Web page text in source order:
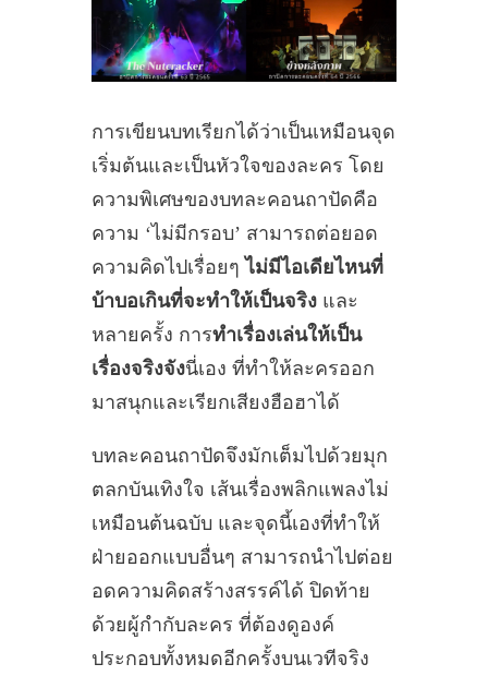
การเขียนบทเรียกได้ว่าเป็นเหมือนจุด
เริ่มต้นและเป็นหัวใจของละคร โดย
ความพิเศษของบทละคอนถาปัดคือ
ความ ‘ไม่มีกรอบ’ สามารถต่อยอด
ความคิดไปเรื่อยๆไม่มีไอเดียไหนที่
บ้าบอเกินที่จะทำให้เป็นจริง และ
หลายครั้ง การทำเรื่องเล่นให้เป็น
เรื่องจริงจังนี่เอง ที่ทำให้ละครออก
มาสนุกและเรียกเสียงฮือฮาได้
บทละคอนถาปัดจึงมักเต็มไปด้วยมุก
ตลกบันเทิงใจ เส้นเรื่องพลิกแพลงไม่
เหมือนต้นฉบับ และจุดนี้เองที่ทำให้
ฝ่ายออกแบบอื่นๆ สามารถนำไปต่อย
อดความคิดสร้างสรรค์ได้ ปิดท้าย
ด้วยผู้กำกับละคร ที่ต้องดูองค์
ประกอบทั้งหมดอีกครั้งบนเวทีจริง